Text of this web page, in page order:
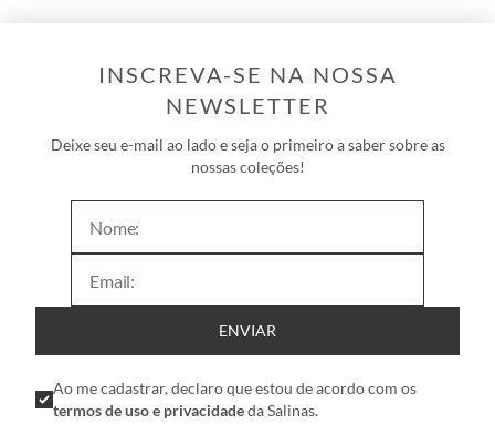
INSCREVA-SE NA NOSSA
NEWSLETTER
Deixe seu e-mail ao lado e seja o primeiro a saber sobre as
nossas coleções!
ENVIAR
Ao me cadastrar, declaro que estou de acordo com os
termos de uso e privacidadeda Salinas.